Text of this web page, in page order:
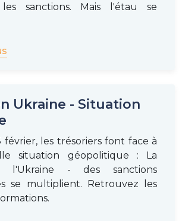
sanctions. Mais l'étau se
Ukraine - Situation
février, les trésoriers font face à
situation géopolitique : La
l'Ukraine - des sanctions
se multiplient. Retrouvez les